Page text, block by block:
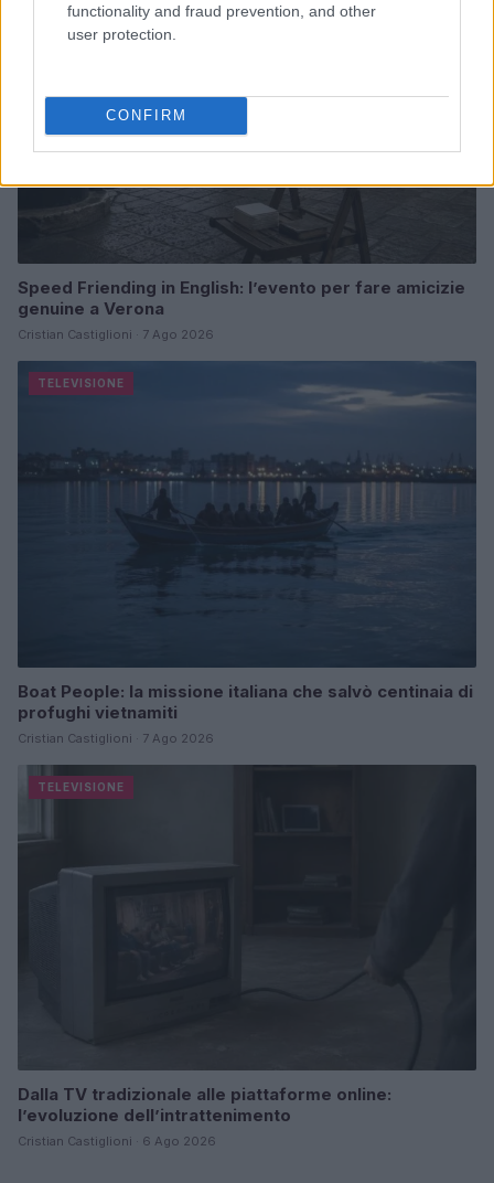
functionality and fraud prevention, and other
user protection.
CONFIRM
Speed Friending in English: l’evento per fare amicizie
genuine a Verona
Cristian Castiglioni · 7 Ago 2026
TELEVISIONE
Boat People: la missione italiana che salvò centinaia di
profughi vietnamiti
Cristian Castiglioni · 7 Ago 2026
TELEVISIONE
Dalla TV tradizionale alle piattaforme online:
l’evoluzione dell’intrattenimento
Cristian Castiglioni · 6 Ago 2026